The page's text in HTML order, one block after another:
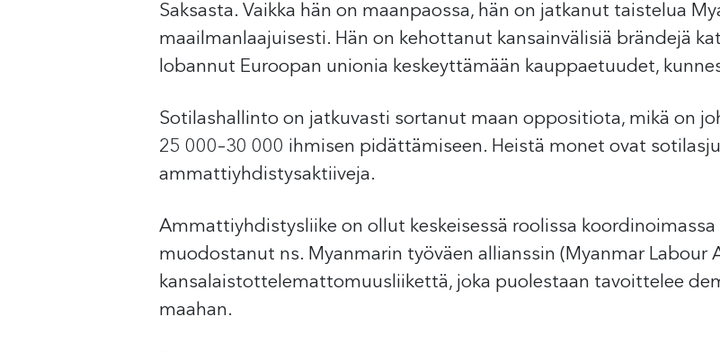
Saksasta. Vaikka hän on maanpaossa, hän on jatkanut taistelua
maailmanlaajuisesti. Hän on kehottanut kansainvälisiä brändejä
lobannut Euroopan unionia keskeyttämään kauppaetuudet,
Sotilashallinto on jatkuvasti sortanut maan oppositiota, mikä on
25 000–30 000 ihmisen pidättämiseen. Heistä monet ovat
ammattiyhdistysaktiiveja.
Ammattiyhdistysliike on ollut keskeisessä roolissa
muodostanut ns. Myanmarin työväen allianssin (Myanmar Labour
kansalaistottelemattomuusliikettä, joka puolestaan tavoittelee
maahan.